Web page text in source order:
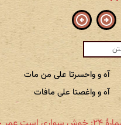
آه و واحسرتا علی من مات
آه و واغصتا علی مافات